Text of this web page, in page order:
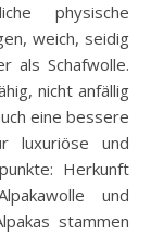
physische
weich, seidig
als Schafwolle.
nicht anfällig
eine bessere
luxuriöse und
Herkunft
und
stammen